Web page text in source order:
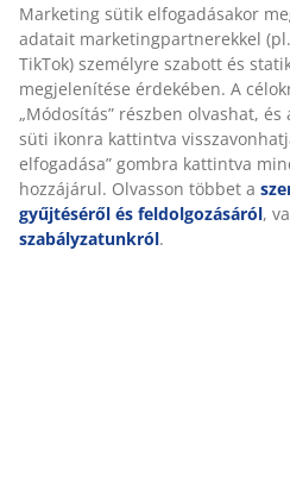
3. A fények ragyogása
A gyertyák nagyszerűek ha
vágysz. Tehetsz kisebb
szolárlámpákat a földre, vagy
pavilon köré vagy a fára.
Marketing sütik elfogadásakor
adatait marketingpartnerekkel
TikTok) személyre szabott és
megjelenítése érdekében. A
„Módosítás” részben olvashat,
süti ikonra kattintva
elfogadása” gombra kattintva
hozzájárul. Olvasson többet a
gyűjtéséről és feldolgozásáról,
szabályzatunkról.